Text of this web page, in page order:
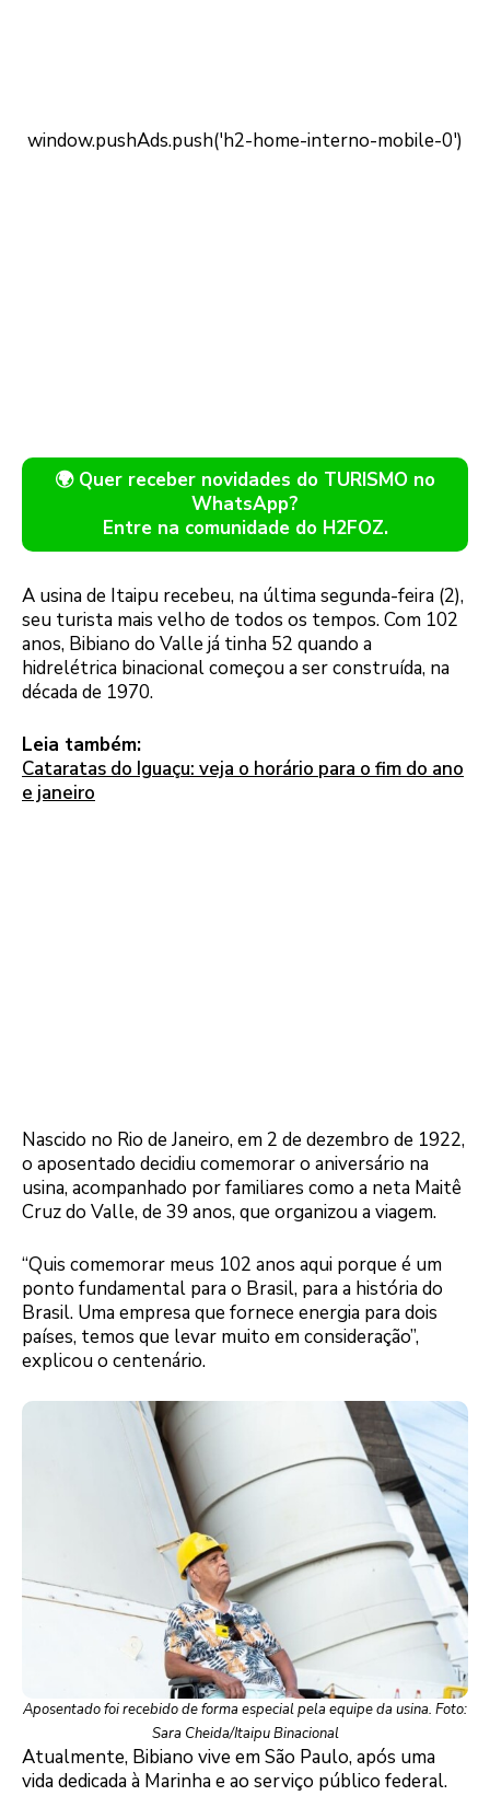
🌍 Quer receber novidades do TURISMO no
WhatsApp?
Entre na comunidade do H2FOZ.
A usina de Itaipu recebeu, na última segunda-feira (2),
seu turista mais velho de todos os tempos. Com 102
anos, Bibiano do Valle já tinha 52 quando a
hidrelétrica binacional começou a ser construída, na
década de 1970.
Leia também:
Cataratas do Iguaçu: veja o horário para o fim do ano
e janeiro
Nascido no Rio de Janeiro, em 2 de dezembro de 1922,
o aposentado decidiu comemorar o aniversário na
usina, acompanhado por familiares como a neta Maitê
Cruz do Valle, de 39 anos, que organizou a viagem.
“Quis comemorar meus 102 anos aqui porque é um
ponto fundamental para o Brasil, para a história do
Brasil. Uma empresa que fornece energia para dois
países, temos que levar muito em consideração”,
explicou o centenário.
Aposentado foi recebido de forma especial pela equipe da usina. Foto:
Sara Cheida/Itaipu Binacional
Atualmente, Bibiano vive em São Paulo, após uma
vida dedicada à Marinha e ao serviço público federal.